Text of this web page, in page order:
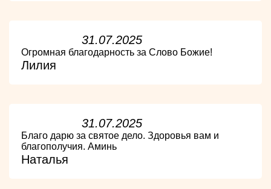
31.07.2025
Огромная благодарность за Слово Божие!
Лилия
31.07.2025
Благо дарю за святое дело. Здоровья вам и
благополучия. Аминь
Наталья